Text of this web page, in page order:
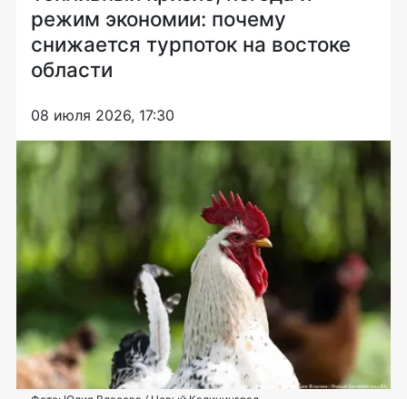
режим экономии: почему
снижается турпоток на востоке
области
08 июля 2026, 17:30